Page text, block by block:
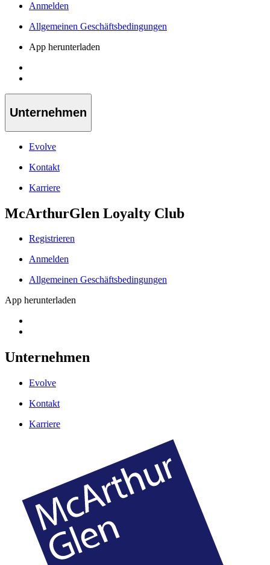
Anmelden
Allgemeinen Geschäftsbedingungen
App herunterladen
Unternehmen
Evolve
Kontakt
Karriere
McArthurGlen Loyalty Club
Registrieren
Anmelden
Allgemeinen Geschäftsbedingungen
App herunterladen
Unternehmen
Evolve
Kontakt
Karriere